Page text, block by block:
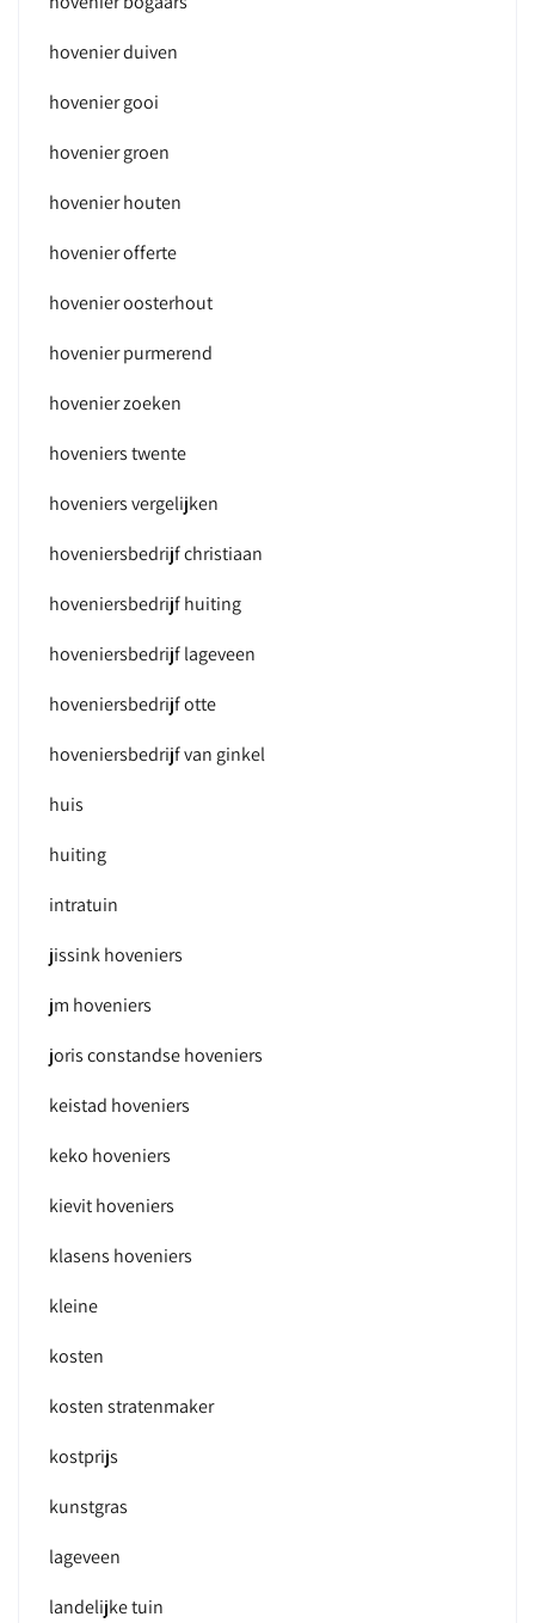
hovenier duiven
hovenier gooi
hovenier groen
hovenier houten
hovenier offerte
hovenier oosterhout
hovenier purmerend
hovenier zoeken
hoveniers twente
hoveniers vergelijken
hoveniersbedrijf christiaan
hoveniersbedrijf huiting
hoveniersbedrijf lageveen
hoveniersbedrijf otte
hoveniersbedrijf van ginkel
huis
huiting
intratuin
jissink hoveniers
jm hoveniers
joris constandse hoveniers
keistad hoveniers
keko hoveniers
kievit hoveniers
klasens hoveniers
kleine
kosten
kosten stratenmaker
kostprijs
kunstgras
lageveen
landelijke tuin